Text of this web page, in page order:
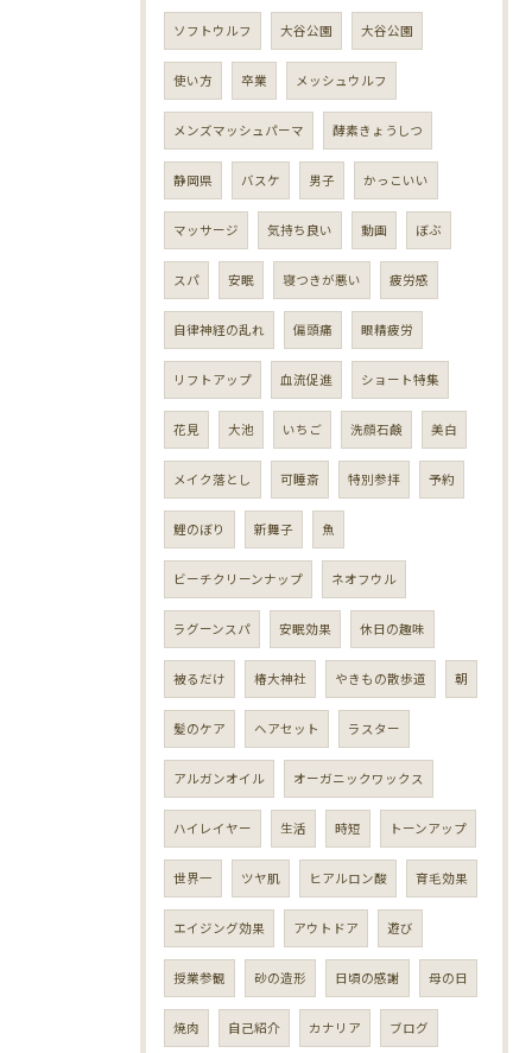
ソフトウルフ 大谷公園 大谷公園
使い方 卒業 メッシュウルフ
メンズマッシュパーマ 酵素きょうしつ
静岡県 バスケ 男子 かっこいい
マッサージ 気持ち良い 動画 ぼぶ
スパ 安眠 寝つきが悪い 疲労感
自律神経の乱れ 偏頭痛 眼精疲労
リフトアップ 血流促進 ショート特集
花見 大池 いちご 洗顔石鹸 美白
メイク落とし 可睡斎 特別参拝 予約
鯉のぼり 新舞子 魚
ビーチクリーンナップ ネオフウル
ラグーンスパ 安眠効果 休日の趣味
被るだけ 椿大神社 やきもの散歩道 朝
髪のケア ヘアセット ラスター
アルガンオイル オーガニックワックス
ハイレイヤー 生活 時短 トーンアップ
世界一 ツヤ肌 ヒアルロン酸 育毛効果
エイジング効果 アウトドア 遊び
授業参観 砂の造形 日頃の感謝 母の日
焼肉 自己紹介 カナリア ブログ